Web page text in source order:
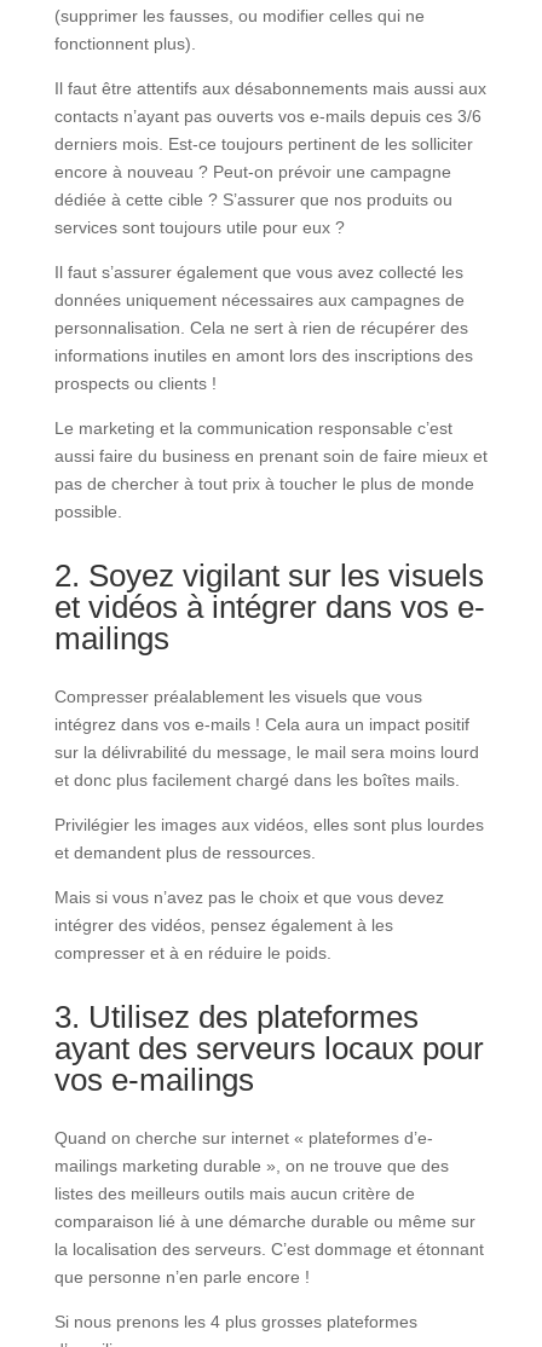
(supprimer les fausses, ou modifier celles qui ne
fonctionnent plus).
Il faut être attentifs aux désabonnements mais aussi aux
contacts n’ayant pas ouverts vos e-mails depuis ces 3/6
derniers mois. Est-ce toujours pertinent de les solliciter
encore à nouveau ? Peut-on prévoir une campagne
dédiée à cette cible ? S’assurer que nos produits ou
services sont toujours utile pour eux ?
Il faut s’assurer également que vous avez collecté les
données uniquement nécessaires aux campagnes de
personnalisation. Cela ne sert à rien de récupérer des
informations inutiles en amont lors des inscriptions des
prospects ou clients !
Le marketing et la communication responsable c’est
aussi faire du business en prenant soin de faire mieux et
pas de chercher à tout prix à toucher le plus de monde
possible.
2. Soyez vigilant sur les visuels
et vidéos à intégrer dans vos e-
mailings
Compresser préalablement les visuels que vous
intégrez dans vos e-mails ! Cela aura un impact positif
sur la délivrabilité du message, le mail sera moins lourd
et donc plus facilement chargé dans les boîtes mails.
Privilégier les images aux vidéos, elles sont plus lourdes
et demandent plus de ressources.
Mais si vous n’avez pas le choix et que vous devez
intégrer des vidéos, pensez également à les
compresser et à en réduire le poids.
3. Utilisez des plateformes
ayant des serveurs locaux pour
vos e-mailings
Quand on cherche sur internet « plateformes d’e-
mailings marketing durable », on ne trouve que des
listes des meilleurs outils mais aucun critère de
comparaison lié à une démarche durable ou même sur
la localisation des serveurs. C’est dommage et étonnant
que personne n’en parle encore !
Si nous prenons les 4 plus grosses plateformes